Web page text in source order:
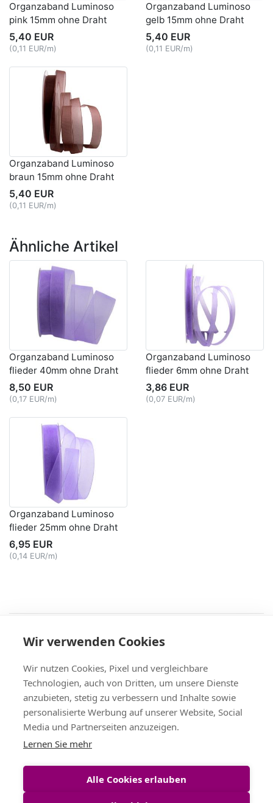
Organzaband Luminoso
pink 15mm ohne Draht
5,40 EUR
(0,11 EUR/m)
Organzaband Luminoso
gelb 15mm ohne Draht
5,40 EUR
(0,11 EUR/m)
Organzaband Luminoso
braun 15mm ohne Draht
5,40 EUR
(0,11 EUR/m)
Ähnliche Artikel
Organzaband Luminoso
flieder 40mm ohne Draht
8,50 EUR
(0,17 EUR/m)
Organzaband Luminoso
flieder 6mm ohne Draht
3,86 EUR
(0,07 EUR/m)
Organzaband Luminoso
flieder 25mm ohne Draht
6,95 EUR
(0,14 EUR/m)
AGB
| Widerruf & -formular | Datenschutz
Versand & Zahlung,Kontakt,Fax-Bestellschein
+49 (0)8704/9281-95, Fax: -96
Vertrag widerrufen
Bänder Großhandel
Wir verwenden Cookies
Wir nutzen Cookies, Pixel und vergleichbare
Technologien, auch von Dritten, um unsere Dienste
anzubieten, stetig zu verbessern und Inhalte sowie
personalisierte Werbung auf unserer Website, Social
Media und Partnerseiten anzuzeigen.
Lernen Sie mehr
Alle Cookies erlauben